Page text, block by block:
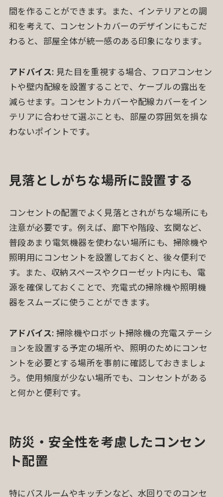
間を作ることができます。また、インテリアとの調
和を考えて、コンセントカバーのデザインにもこだ
わると、部屋全体が統一感のある印象になります。
アドバイス: 見た目を重視する場合、フロアコンセン
トや壁内配線を設置することで、ケーブルの露出を
減らせます。コンセントカバーや配線カバーをイン
テリアに合わせて選ぶことも、部屋の雰囲気を損な
わないポイントです。
見落としがちな場所に設置する
コンセントの配置でよく見落とされがちな場所にも
注意が必要です。例えば、廊下や階段、玄関など、
普段あまり電気機器を使わない場所にも、掃除機や
照明用にコンセントを設置しておくと、後々便利で
す。また、収納スペースやクローゼット内にも、電
源を確保しておくことで、充電式の掃除機や照明機
器をスムーズに使うことができます。
アドバイス: 掃除機やロボット掃除機の充電ステーシ
ョンを設置する予定の場所や、照明のためにコンセ
ントを必要とする場所を事前に確認しておきましょ
う。使用頻度が少ない場所でも、コンセントがある
と何かと便利です。
防災・安全性を考慮したコンセン
ト配置
特にバスルームやキッチンなど、水回りでのコンセ